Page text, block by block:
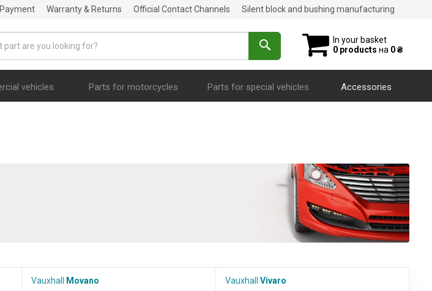
Warranty & Returns Official Contact Channels Silent block and bushing manufacturing
In your basket
0 products на 0 ₴
vehicles Parts for motorcycles Parts for special vehicles Accessories
Vauxhall Movano Vauxhall Vivaro